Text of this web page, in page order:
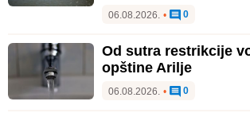
06.08.2026. • 0
Od sutra restrikcije
opštine Arilje
06.08.2026. • 0